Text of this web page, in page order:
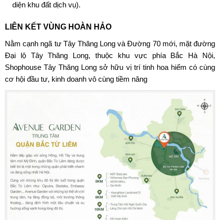
diện khu đất dịch vụ).
LIÊN KẾT VÙNG HOÀN HẢO
Nằm cạnh ngã tư Tây Thăng Long và Đường 70 mới, mặt đường
Đại lộ Tây Thăng Long, thuộc khu vực phía Bắc Hà Nội,
Shophouse Tây Thăng Long sở hữu vị trí tinh hoa hiếm có cùng
cơ hội đầu tư, kinh doanh vô cùng tiềm năng